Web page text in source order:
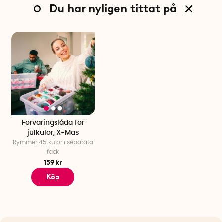
Du har nyligen tittat på
Förvaringslåda för
julkulor, X-Mas
Rymmer 45 kulor i separata
fack
159 kr
Köp